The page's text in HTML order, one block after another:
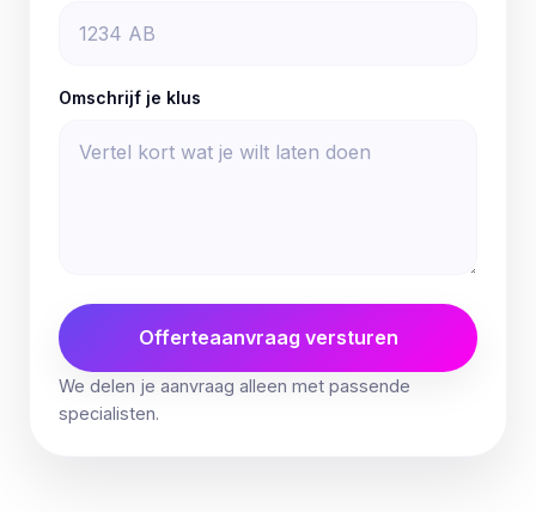
Omschrijf je klus
Offerteaanvraag versturen
We delen je aanvraag alleen met passende
specialisten.